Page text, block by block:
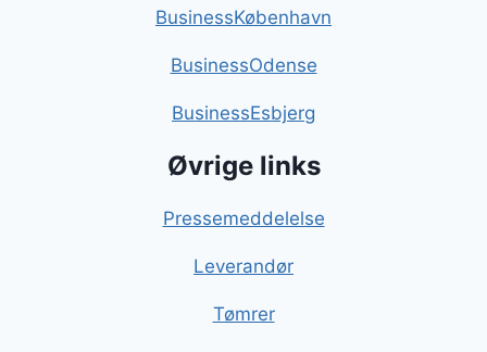
BusinessKøbenhavn
BusinessOdense
BusinessEsbjerg
Øvrige links
Pressemeddelelse
Leverandør
Tømrer